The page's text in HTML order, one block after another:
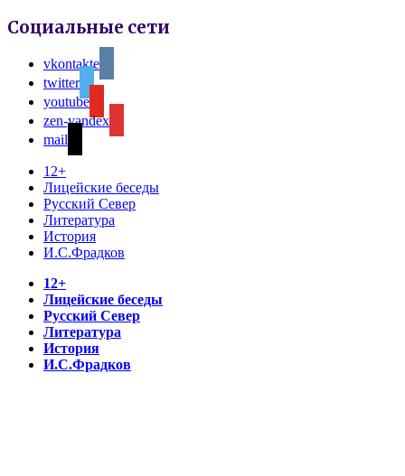
Социальные сети
vkontakte
twitter
youtube
zen-yandex
mail
12+
Лицейские беседы
Русский Север
Литература
История
И.С.Фрадков
12+
Лицейские беседы
Русский Север
Литература
История
И.С.Фрадков